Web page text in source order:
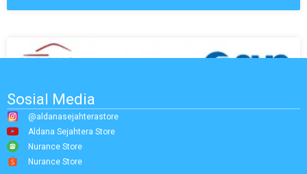
Sosial Media
@aldanasejahterastore
Aldana Sejahtera Store
Nurance Store
Nurance Store